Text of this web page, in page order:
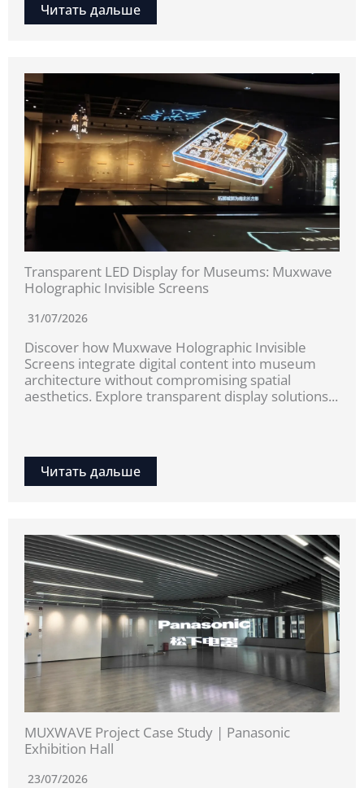
Читать дальше
Transparent LED Display for Museums: Muxwave
Holographic Invisible Screens
31/07/2026
Discover how Muxwave Holographic Invisible
Screens integrate digital content into museum
architecture without compromising spatial
aesthetics. Explore transparent display solutions...
Читать дальше
MUXWAVE Project Case Study | Panasonic
Exhibition Hall
23/07/2026